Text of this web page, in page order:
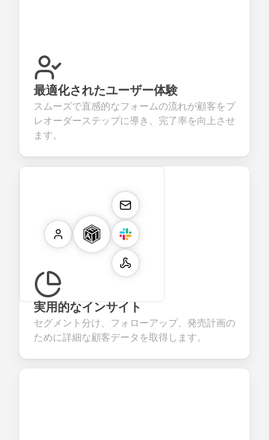
最適化されたユーザー体験
スムーズで直感的なフォームの流れが顧客をプ
レオーダーステップに導き、完了率を向上させ
ます。
実用的なインサイト
セグメント分け、フォローアップ、発売計画の
ために詳細な顧客データを取得します。